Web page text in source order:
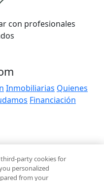
con profesionales
Inmobiliarias Quienes
Financiación
party cookies for
personalized
from your